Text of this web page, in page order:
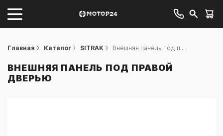
Главная Каталог SITRAK Внешняя панель под п...
ВНЕШНЯЯ ПАНЕЛЬ ПОД ПРАВОЙ
ДВЕРЬЮ